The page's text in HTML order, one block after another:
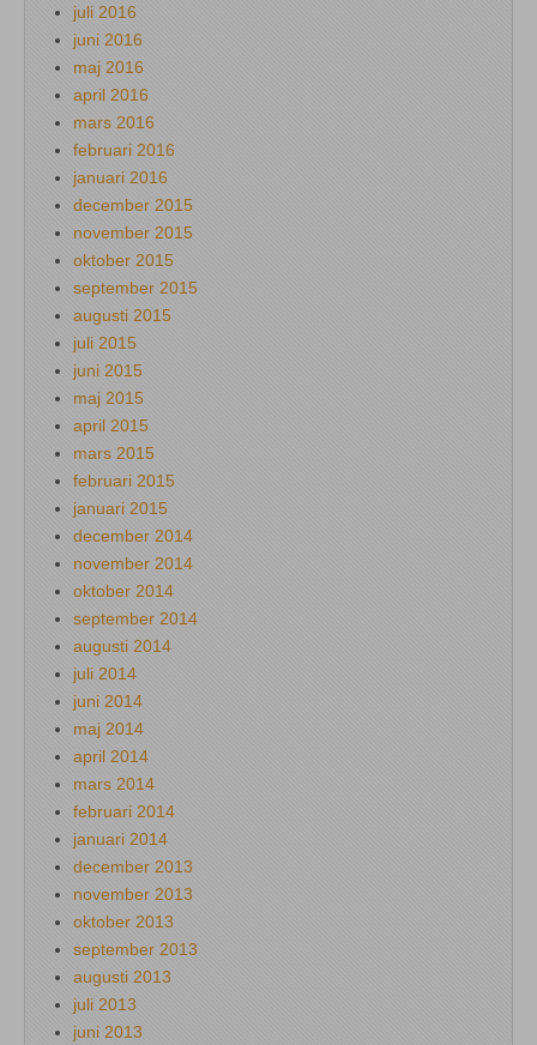
juli 2016
juni 2016
maj 2016
april 2016
mars 2016
februari 2016
januari 2016
december 2015
november 2015
oktober 2015
september 2015
augusti 2015
juli 2015
juni 2015
maj 2015
april 2015
mars 2015
februari 2015
januari 2015
december 2014
november 2014
oktober 2014
september 2014
augusti 2014
juli 2014
juni 2014
maj 2014
april 2014
mars 2014
februari 2014
januari 2014
december 2013
november 2013
oktober 2013
september 2013
augusti 2013
juli 2013
juni 2013